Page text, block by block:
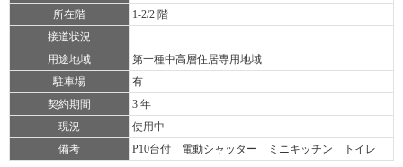
所在階
1-2/2 階
接道状況
用途地域
第一種中高層住居専用地域
駐車場
有
契約期間
3 年
現況
使用中
備考
P10台付 電動シャッター ミニキッチン トイレ